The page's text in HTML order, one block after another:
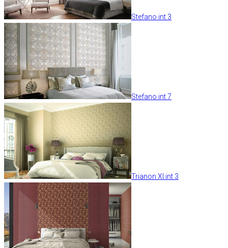
Stefano int 3
Stefano int 7
Trianon XI int 3